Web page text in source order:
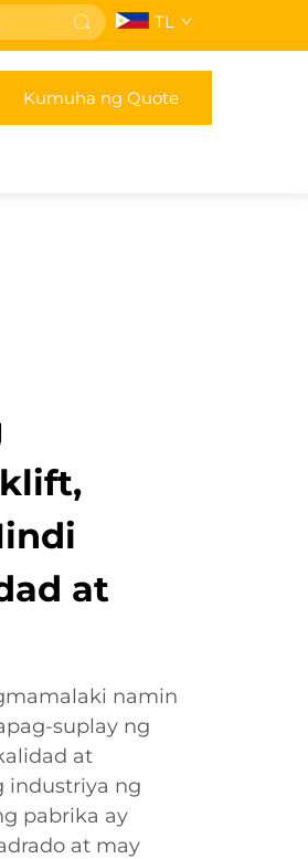
TL
Kumuha ng Quote
at
namin
suplay ng
at
industriya ng
pabrika ay
at may